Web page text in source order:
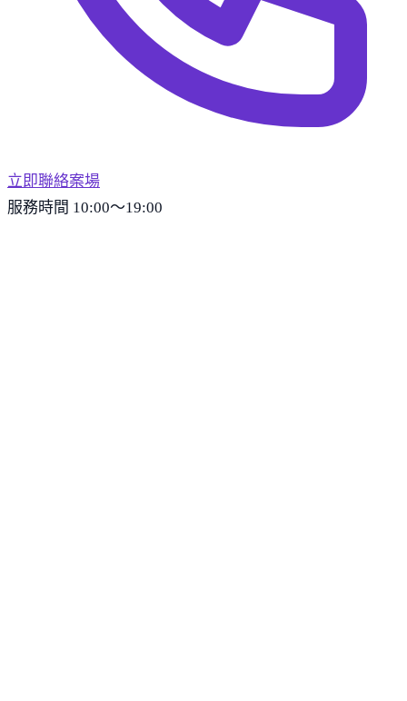
立即聯絡案場
服務時間 10:00～19:00